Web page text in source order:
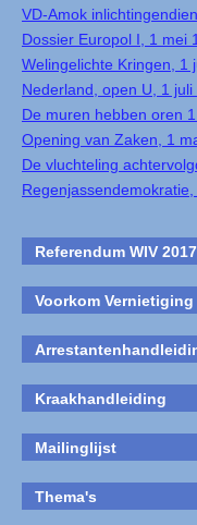
VD-Amok
Dossier Europol I, 1 mei
Welingelichte Kringen, 1
Nederland, open U, 1 juli
De muren hebben oren
Opening van Zaken, 1
De vluchteling
Referendum WIV
Voorkom Vernietiging
Kraakhandleiding
Mailinglijst
Thema's